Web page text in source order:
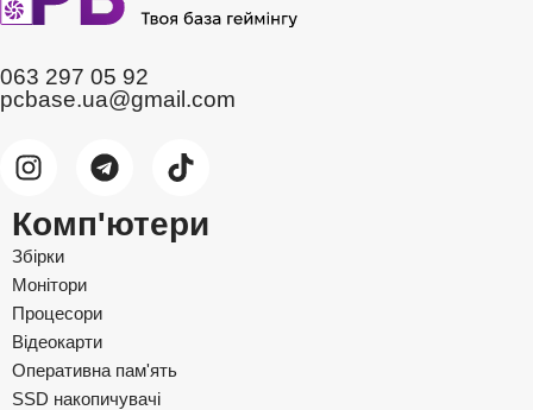
063 297 05 92
pcbase.ua@gmail.com
Комп'ютери
Збірки
Монітори
Процесори
Відеокарти
Оперативна пам'ять
SSD накопичувачі